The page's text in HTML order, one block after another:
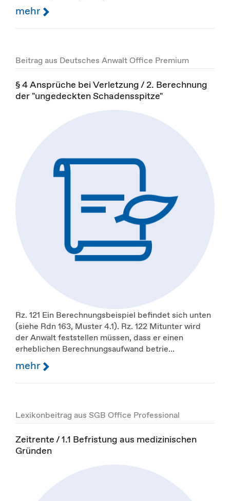
mehr
Beitrag aus Deutsches Anwalt Office Premium
§ 4 Ansprüche bei Verletzung / 2. Berechnung
der "ungedeckten Schadensspitze"
Rz. 121 Ein Berechnungsbeispiel befindet sich unten
(siehe Rdn 163, Muster 4.1). Rz. 122 Mitunter wird
der Anwalt feststellen müssen, dass er einen
erheblichen Berechnungsaufwand betrie...
mehr
Lexikonbeitrag aus SGB Office Professional
Zeitrente / 1.1 Befristung aus medizinischen
Gründen